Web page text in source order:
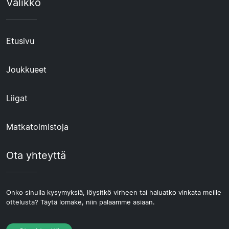
Etusivu
Joukkueet
Liigat
Matkatoimistoja
Ota yhteyttä
Onko sinulla kysymyksiä, löysitkö virheen tai haluatko vinkata meille
ottelusta? Täytä lomake, niin palaamme asiaan.